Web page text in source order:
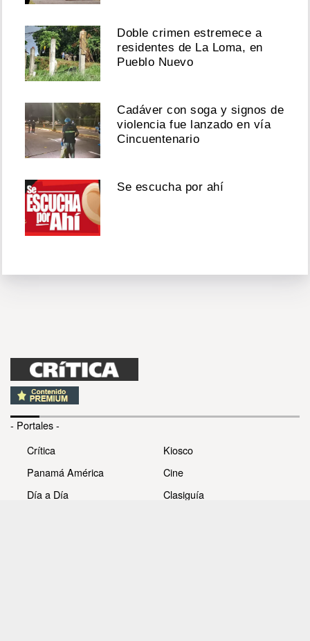
Doble crimen estremece a
residentes de La Loma, en
Pueblo Nuevo
Cadáver con soga y signos de
violencia fue lanzado en vía
Cincuentenario
Se escucha por ahí
- Portales -
Crítica
Panamá América
Día a Día
Kiosco
Cine
Clasiguía